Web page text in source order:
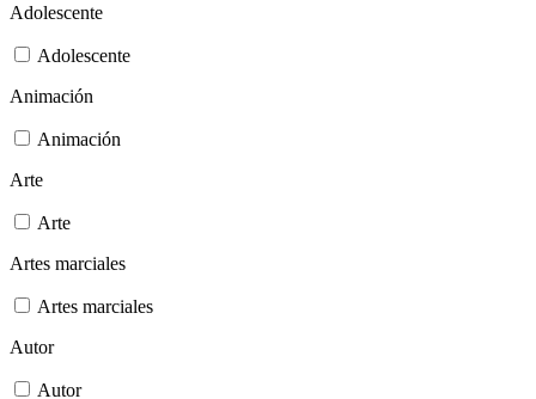
Adolescente
Adolescente
Animación
Animación
Arte
Arte
Artes marciales
Artes marciales
Autor
Autor